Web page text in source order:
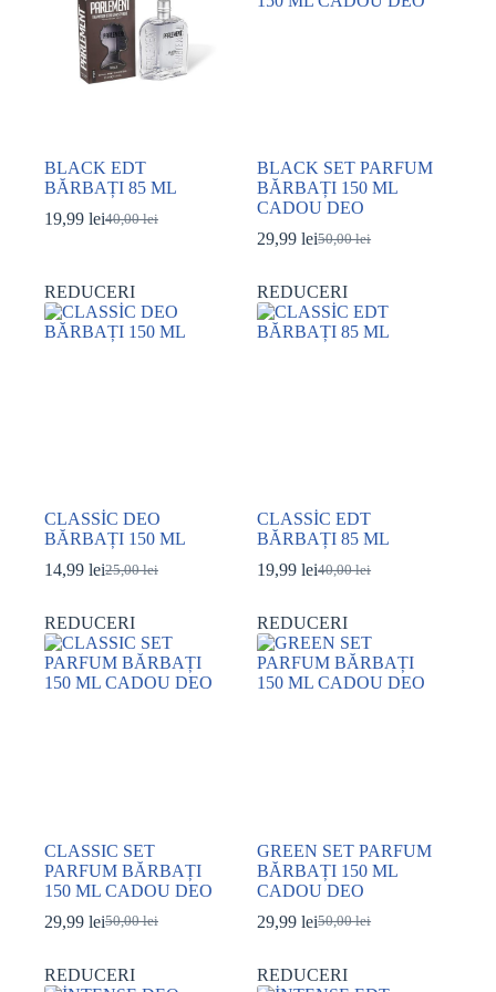
BLACK EDT
BĂRBAȚI 85 ML
40,00lei
Prețul
fost:
40,00 lei.
19,99 leiPrețul
19,99 lei.
BLACK SET PARFUM
BĂRBAȚI 150 ML
CADOU DEO
50,00lei
Prețul
a
fost:
50,00 lei.
29,99leiPrețul
este:
29,99 lei.
REDUCERI
CLASSİC DEO
BĂRBAȚI 150 ML
25,00lei
Prețul
a
fost:
25,00 lei.
14,99 leiPrețul
este:
14,99 lei.
REDUCERI
CLASSİC EDT
BĂRBAȚI 85 ML
40,00lei
Prețul
a
fost:
40,00 lei.
19,99leiPrețul
este:
19,99 lei.
REDUCERI
CLASSIC SET
PARFUM BĂRBAȚI
150 ML CADOU DEO
50,00lei
Prețul
a
29,99 leiPrețul
este:
REDUCERI
GREEN SET PARFUM
BĂRBAȚI 150 ML
CADOU DEO
50,00lei
Prețul
a
29,99leiPrețul
este:
REDUCERI REDUCERI